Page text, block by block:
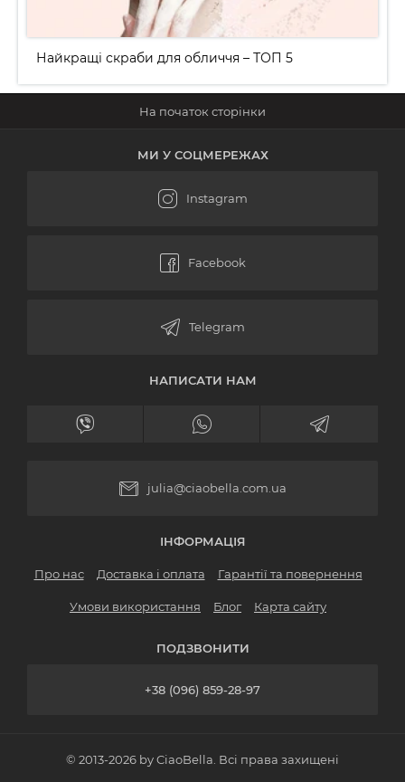
Найкращі скраби для обличчя – ТОП 5
МИ У СОЦМЕРЕЖАХ
НАПИСАТИ НАМ
julia@ciaobella.com.ua
ІНФОРМАЦІЯ
Про нас Доставка і оплата Гарантії та повернення
Умови використання Блог Карта сайту
ПОДЗВОНИТИ
+38 (096) 859-28-97
© 2013-2026 by CiaoBella. Всі права захищені